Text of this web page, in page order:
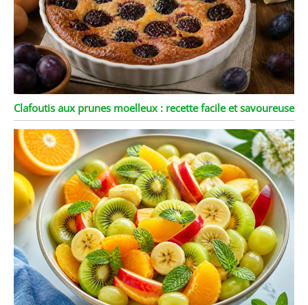
Clafoutis aux prunes moelleux : recette facile et savoureuse